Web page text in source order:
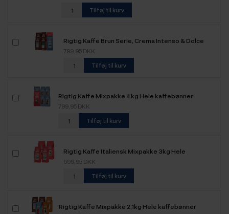
Tilføj til kurv
Rigtig Kaffe Brun Serie, Crema Intenso & Dolce
Crema Mixpakke 3,6kg Hele kaffebønner
799,95 DKK
Tilføj til kurv
Rigtig Kaffe Mixpakke 4kg Hele kaffebønner
799,95 DKK
Tilføj til kurv
Rigtig Kaffe Italiensk Mixpakke 3kg Hele
kaffebønner
699,95 DKK
Tilføj til kurv
Rigtig Kaffe Mixpakke 2,1kg Hele kaffebønner